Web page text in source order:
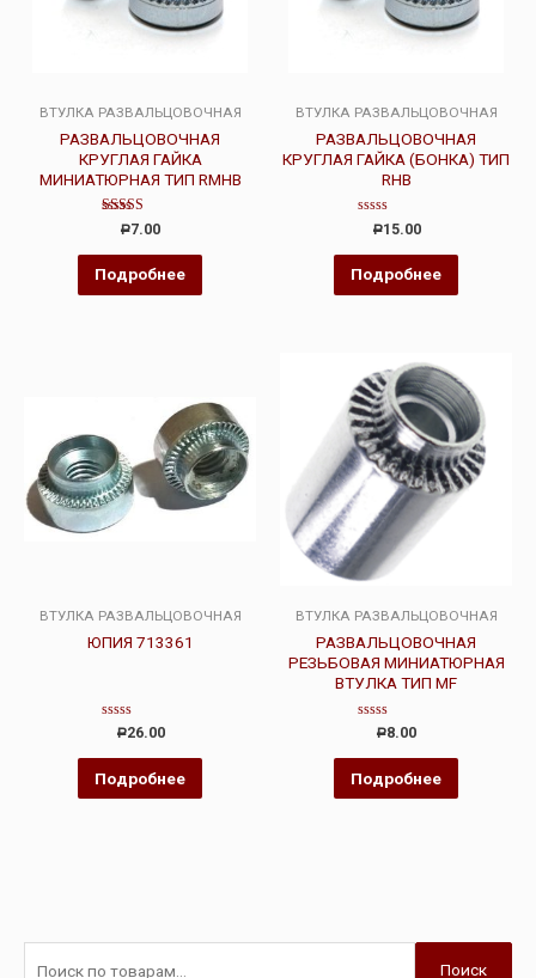
ВТУЛКА РАЗВАЛЬЦОВОЧНАЯ
РАЗВАЛЬЦОВОЧНАЯ
КРУГЛАЯ ГАЙКА
МИНИАТЮРНАЯ ТИП RMHB
Оценка
5.00
из 5
Р7.00
Подробнее
ВТУЛКА РАЗВАЛЬЦОВОЧНАЯ
РАЗВАЛЬЦОВОЧНАЯ
КРУГЛАЯ ГАЙКА (БОНКА) ТИП
RHB
Оценка
из
5
Р15.00
Подробнее
ВТУЛКА РАЗВАЛЬЦОВОЧНАЯ
ЮПИЯ 713361
Оценка
из
Р26.00
Подробнее
ВТУЛКА РАЗВАЛЬЦОВОЧНАЯ
РАЗВАЛЬЦОВОЧНАЯ
РЕЗЬБОВАЯ МИНИАТЮРНАЯ
ВТУЛКА ТИП MF
Оценка
из
Р8.00
Подробнее
Поиск